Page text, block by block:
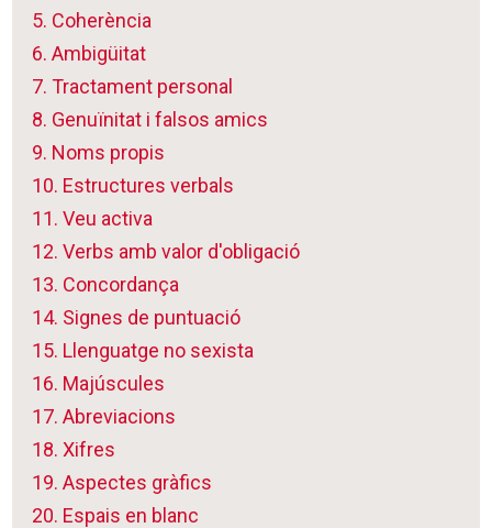
5. Coherència
6. Ambigüitat
7. Tractament personal
8. Genuïnitat i falsos amics
9. Noms propis
10. Estructures verbals
11. Veu activa
12. Verbs amb valor d'obligació
13. Concordança
14. Signes de puntuació
15. Llenguatge no sexista
16. Majúscules
17. Abreviacions
18. Xifres
19. Aspectes gràfics
20. Espais en blanc